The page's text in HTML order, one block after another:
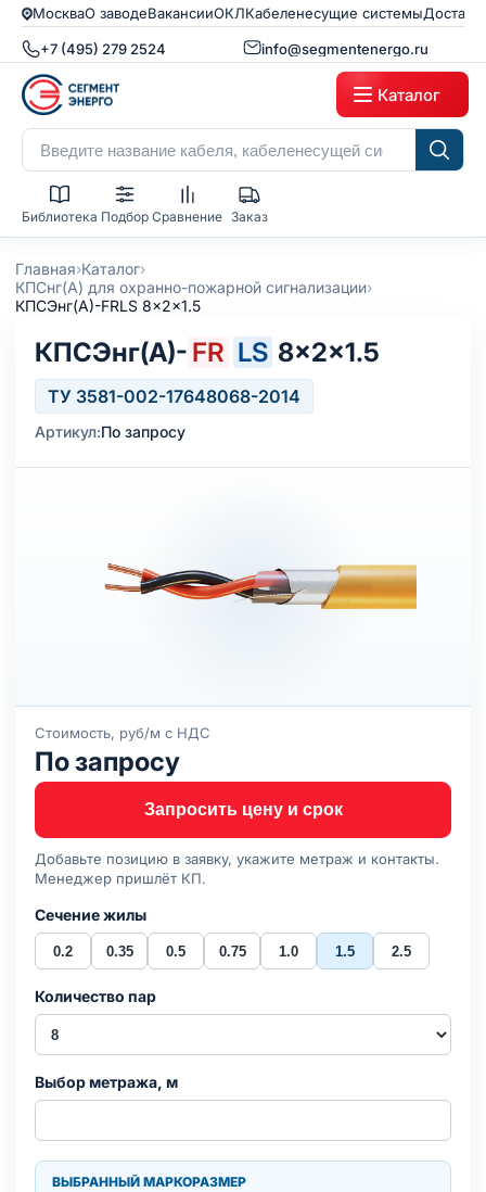
МоскваО заводеВакансииОКЛКабеленесущие системы
+7 (495) 279 2524 info@segmentenergo.ru
Каталог
Библиотека Подбор Сравнение Заказ
Главная›Каталог›
КПСнг(А) для охранно-пожарной сигнализации›
КПСЭнг(А)-FRLS 8x2x1.5
КПСЭнг(А)- FR LS 8×2×1.5
ТУ 3581-002-17648068-2014
Артикул:По запросу
Стоимость, руб/м с НДС
По запросу
Запросить цену и срок
Добавьте позицию в заявку, укажите метраж и контакты.
Менеджер пришлёт КП.
Сечение жилы
0.2 0.35 0.5 0.75 1.0 1.5 2.5
Количество пар
Выбор метража, м
ВЫБРАННЫЙ МАРКОРАЗМЕР